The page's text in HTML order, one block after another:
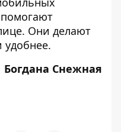
. Они делают
Богдана Снежная